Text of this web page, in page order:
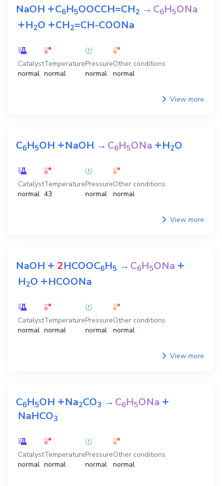
NaOH +C6H5OOCCH=CH2 →C6H5ONa
+H2O +CH2=CH-COONa
Catalyst
normal
Temperature
normal
Pressure
normal
Other conditions
normal
View more
C6H5OH +NaOH →C6H5ONa +H2O
Catalyst
normal
Temperature
43
Pressure
normal
Other conditions
normal
View more
NaOH + 2HCOOC6H5 →C6H5ONa +
H2O +HCOONa
Catalyst
normal
Temperature
normal
Pressure
normal
Other conditions
normal
View more
C6H5OH +Na2CO3 →C6H5ONa +
NaHCO3
Catalyst
normal
Temperature
normal
Pressure
normal
Other conditions
normal